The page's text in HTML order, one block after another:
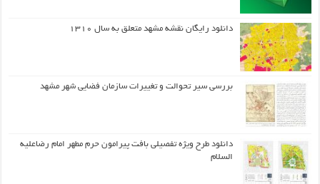
دانلود رایگان نقشه مشهد متعلق به سال ۱۳۱۰
بررسی سیر تحوالت و تغییرات سازمان فضایی شهر مشهد
دانلود طرح ويژه تفصيلي بافت پيرامون حرم مطهر امام رضاعليه
السلام